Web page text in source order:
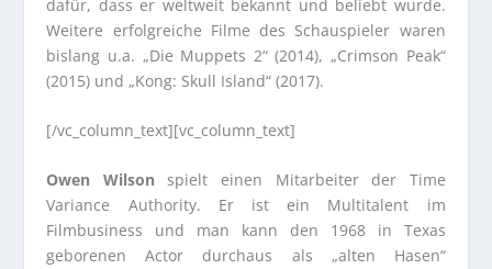
dafür, dass er weltweit bekannt und beliebt wurde.
Weitere erfolgreiche Filme des Schauspieler waren
bislang u.a. „Die Muppets 2“ (2014), „Crimson Peak“
(2015) und „Kong: Skull Island“ (2017).
[/vc_column_text][vc_column_text]
Owen Wilson spielt einen Mitarbeiter der Time
Variance Authority. Er ist ein Multitalent im
Filmbusiness und man kann den 1968 in Texas
geborenen Actor durchaus als „alten Hasen“